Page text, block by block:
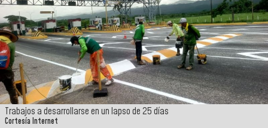
Trabajos a desarrollarse en un lapso de 25 días
Cortesía Internet